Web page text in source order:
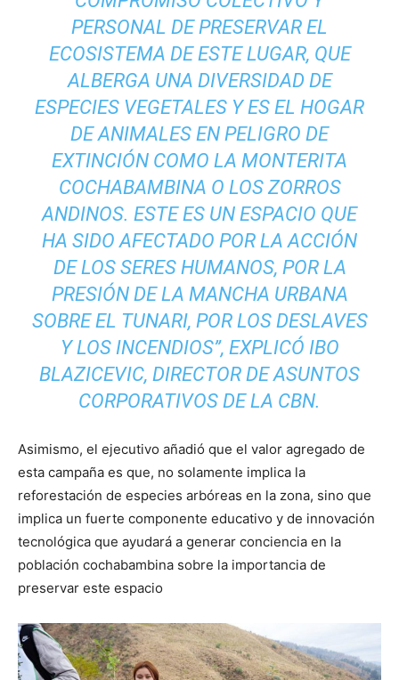
PERSONAL DE PRESERVAR EL
ECOSISTEMA DE ESTE LUGAR, QUE
ALBERGA UNA DIVERSIDAD DE
ESPECIES VEGETALES Y ES EL HOGAR
DE ANIMALES EN PELIGRO DE
EXTINCIÓN COMO LA MONTERITA
COCHABAMBINA O LOS ZORROS
ANDINOS. ESTE ES UN ESPACIO QUE
HA SIDO AFECTADO POR LA ACCIÓN
DE LOS SERES HUMANOS, POR LA
PRESIÓN DE LA MANCHA URBANA
SOBRE EL TUNARI, POR LOS DESLAVES
Y LOS INCENDIOS”, EXPLICÓ IBO
BLAZICEVIC, DIRECTOR DE ASUNTOS
CORPORATIVOS DE LA CBN.
Asimismo, el ejecutivo añadió que el valor agregado de
esta campaña es que, no solamente implica la
reforestación de especies arbóreas en la zona, sino que
implica un fuerte componente educativo y de innovación
tecnológica que ayudará a generar conciencia en la
población cochabambina sobre la importancia de
preservar este espacio